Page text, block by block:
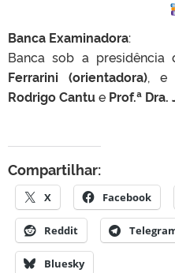
Banca Examinadora:
Banca sob a presidência
Ferrarini (orientadora), e
Rodrigo Cantue Prof.ª
Compartilhar:
X Facebook
Reddit
Bluesky